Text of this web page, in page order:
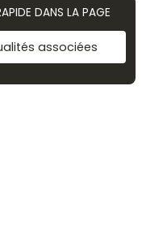
DANS LA PAGE
associées